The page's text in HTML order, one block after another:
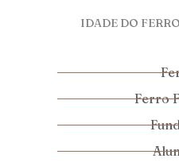
IDADE DO
Ferro